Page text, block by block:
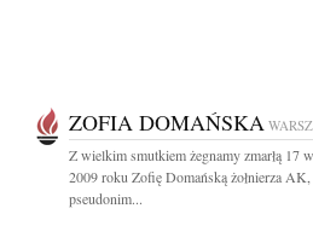
ZOFIA DOMAŃSKA
Z wielkim smutkiem żegnamy zmarłą 17
2009 roku Zofię Domańską żołnierza AK,
pseudonim...